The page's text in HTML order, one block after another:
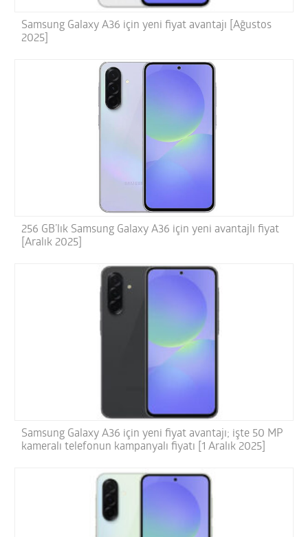
Samsung Galaxy A36 için yeni fiyat avantajı [Ağustos
2025]
256 GB’lık Samsung Galaxy A36 için yeni avantajlı fiyat
[Aralık 2025]
Samsung Galaxy A36 için yeni fiyat avantajı; işte 50 MP
kameralı telefonun kampanyalı fiyatı [1 Aralık 2025]